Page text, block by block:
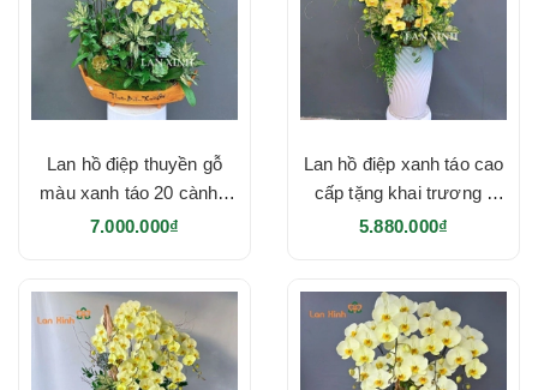
Lan hồ điệp thuyền gỗ
màu xanh táo 20 cành -
HD621
7.000.000₫
Lan hồ điệp xanh táo cao
cấp tặng khai trương -
HD616
5.880.000₫